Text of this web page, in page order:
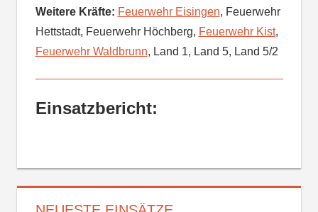
Weitere Kräfte: Feuerwehr Eisingen, Feuerwehr
Hettstadt, Feuerwehr Höchberg, Feuerwehr Kist,
Feuerwehr Waldbrunn, Land 1, Land 5, Land 5/2
Einsatzbericht: